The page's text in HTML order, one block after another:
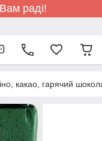
раді!
какао, гарячий